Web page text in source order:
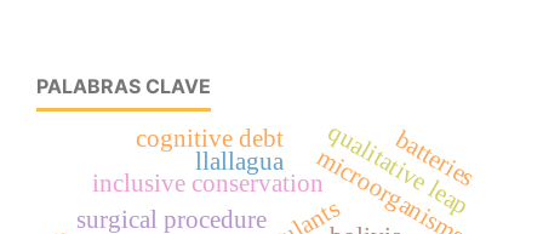
PALABRAS CLAVE
microorganisms
surgical procedure qualitative leap
inclusive conservation
llallagua batteries
cognitive debt